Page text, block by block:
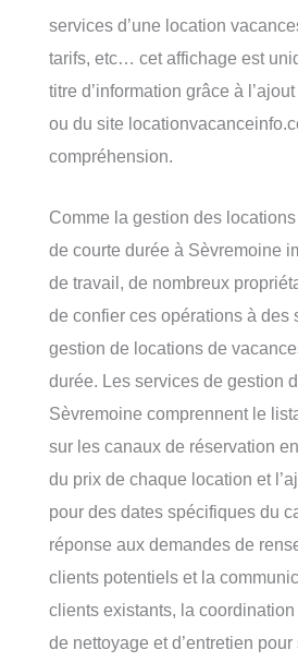
services d’une location
tarifs, etc… cet affichage est
titre d’information grâce à
ou du site
compréhension.
Comme la gestion des
de courte durée à Sèvremoine
de travail, de nombreux
de confier ces opérations à des
gestion de locations de
durée. Les services de gestion
Sèvremoine comprennent le
sur les canaux de réservation
du prix de chaque location et
pour des dates spécifiques du
réponse aux demandes de
clients potentiels et la
clients existants, la
de nettoyage et d’entretien pour